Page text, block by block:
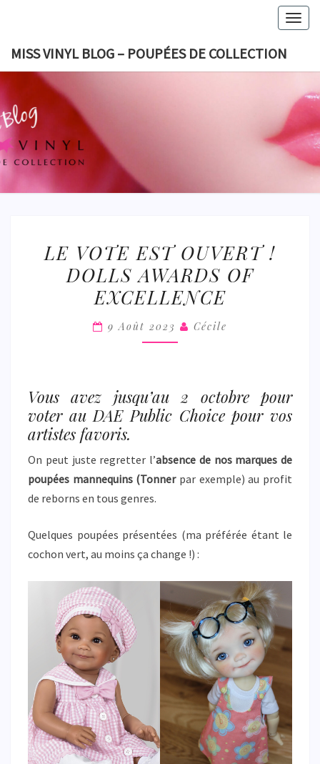
content
MISS VINYL BLOG – POUPÉES DE COLLECTION
MISS
BLOG
VOTE
EST
OUVERT
DOLLS
EXCELLENCE
LE VOTE EST OUVERT !
DOLLS AWARDS OF
EXCELLENCE
9 Août 2023 Cécile
Vous avez jusqu’au 2 octobre pour
voter au DAE Public Choice pour vos
artistes favoris.
On peut juste regretter l’absence de nos marques de
poupées mannequins (Tonnerpar exemple) au profit
de reborns en tous genres.
Quelques poupées présentées (ma préférée étant le
cochon vert, au moins ça change !) :